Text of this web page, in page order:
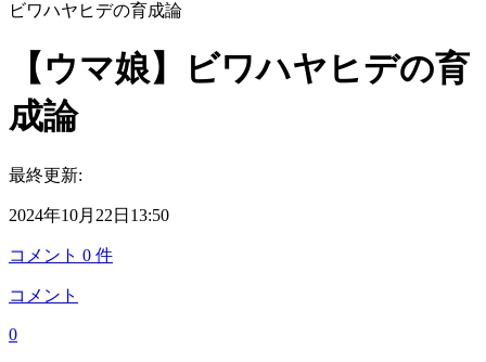
ビワハヤヒデの育成論
【ウマ娘】ビワハヤヒデの育
成論
最終更新:
2024年10月22日13:50
コメント 0 件
コメント
0